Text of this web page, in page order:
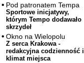
Pod patronatem Tempa
Sportowe inicjatywy,
którym Tempo dodawało
skrzydeł
Okno na Wielopolu
Z serca Krakowa -
redakcyjna codzienność i
klimat miejsca